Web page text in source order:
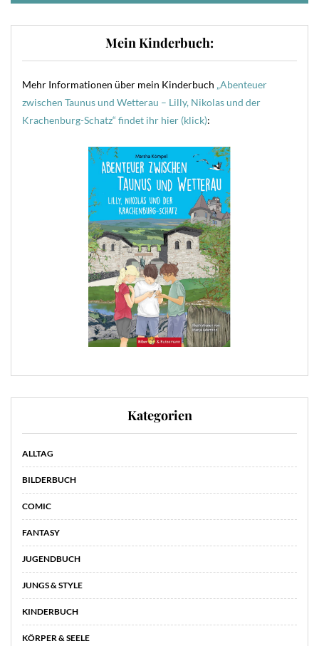
Mein Kinderbuch:
Mehr Informationen über mein Kinderbuch „Abenteuer
zwischen Taunus und Wetterau – Lilly, Nikolas und der
Krachenburg-Schatz“ findet ihr hier (klick):
Kategorien
ALLTAG
BILDERBUCH
COMIC
FANTASY
JUGENDBUCH
JUNGS & STYLE
KINDERBUCH
KÖRPER & SEELE